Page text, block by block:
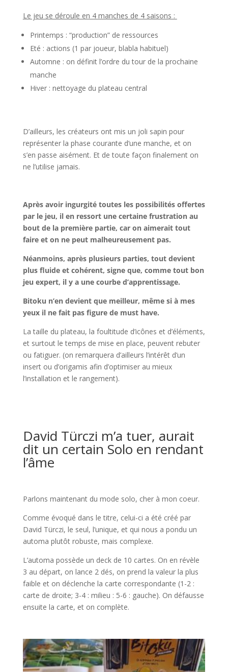
Le jeu se déroule en 4 manches de 4 saisons :
Printemps : “production” de ressources
Eté : actions (1 par joueur, blabla habituel)
Automne : on définit l’ordre du tour de la prochaine
manche
Hiver : nettoyage du plateau central
D’ailleurs, les créateurs ont mis un joli sapin pour
représenter la phase courante d’une manche, et on
s’en passe aisément. Et de toute façon finalement on
ne l’utilise jamais.
Après avoir ingurgité toutes les possibilités offertes
par le jeu, il en ressort une certaine frustration au
bout de la première partie, car on aimerait tout
faire et on ne peut malheureusement pas.
Néanmoins, après plusieurs parties, tout devient
plus fluide et cohérent, signe que, comme tout bon
jeu expert, il y a une courbe d’apprentissage.
Bitoku n’en devient que meilleur, même si à mes
yeux il ne fait pas figure de must have.
La taille du plateau, la foultitude d’icônes et d’éléments,
et surtout le temps de mise en place, peuvent rebuter
ou fatiguer. (on remarquera d’ailleurs l’intérêt d’un
insert ou d’origamis afin d’optimiser au mieux
l’installation et le rangement).
David Türczi m’a tuer, aurait
dit un certain Solo en rendant
l’âme
Parlons maintenant du mode solo, cher à mon coeur.
Comme évoqué dans le titre, celui-ci a été créé par
David Türczi, le seul, l’unique, et qui nous a pondu un
automa plutôt robuste, mais complexe.
L’automa possède un deck de 10 cartes. On en révèle
3 au départ, on lance 2 dés, on prend la valeur la plus
faible et on déclenche la carte correspondante (1-2 :
carte de droite; 3-4 : milieu : 5-6 : gauche). On défausse
ensuite la carte, et on complète.